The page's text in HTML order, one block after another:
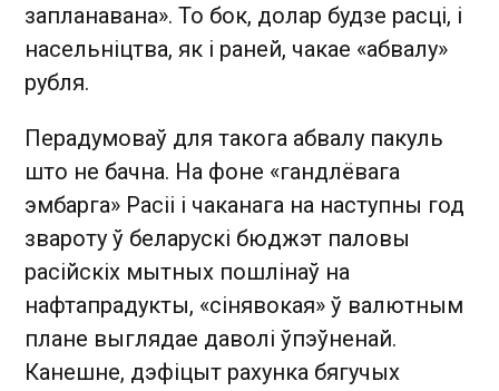
запланавана». То бок, долар будзе расці, і
насельніцтва, як і раней, чакае «абвалу»
рубля.
Перадумоваў для такога абвалу пакуль
што не бачна. На фоне «гандлёвага
эмбарга» Расіі і чаканага на наступны год
звароту ў беларускі бюджэт паловы
расійскіх мытных пошлінаў на
нафтапрадукты, «сінявокая» ў валютным
плане выглядае даволі ўпэўненай.
Канешне, дэфіцыт рахунка бягучых